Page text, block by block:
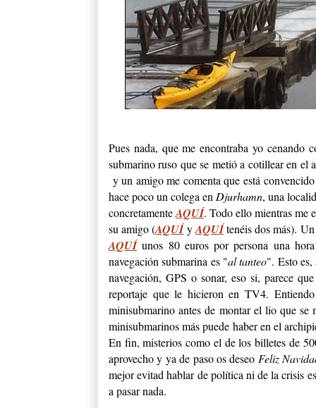
Pues nada, que me encontraba yo cenando
submarino ruso que se metió a cotillear en el
y un amigo me comenta que está
hace poco un colega en Djurhamn, una
concretamenteAQUÍ. Todo ello mientras me
su amigo (AQUÍyAQUÍtenéis dos más).
AQUÍunos 80 euros por persona una
navegación submarina es "al tanteo". Esto es,
navegación, GPS o sonar, eso si, parece
reportaje que le hicieron en TV4.
minisubmarino antes de montar el lio que se
minisubmarinos más puede haber en el
En fin, misterios como el de los billetes de
aprovecho y ya de paso os deseo Feliz
mejor evitad hablar de política ni de la crisis
a pasar nada.